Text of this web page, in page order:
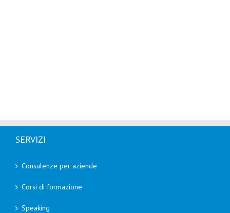
SERVIZI
Consulenze per aziende
Corsi di formazione
Speaking